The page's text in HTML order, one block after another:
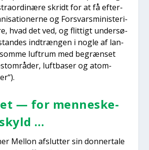
skridt for at få efter­
og For­svars­mi­ni­ste­ri­
hvad det ved, og flit­tigt under­sø­
ind­træn­gen i nog­le af lan­
luftrum med begræn­set
luft­ba­ser og atom­
— for men­ne­ske­
…
Mel­lon afslut­ter sin don­ner­ta­le